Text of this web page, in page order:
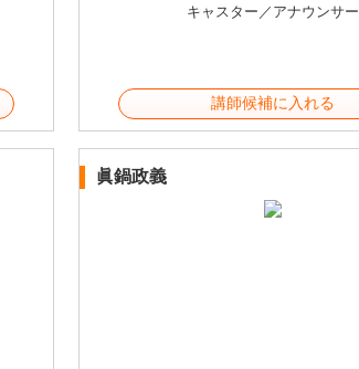
キャスター／アナウンサー
講師候補に入れる
眞鍋政義